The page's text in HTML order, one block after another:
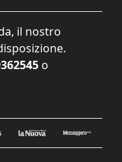
il nostro
o